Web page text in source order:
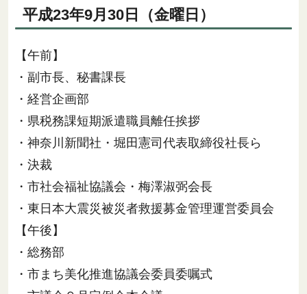
平成23年9月30日（金曜日）
【午前】
・副市長、秘書課長
・経営企画部
・県税務課短期派遣職員離任挨拶
・神奈川新聞社・堀田憲司代表取締役社長ら
・決裁
・市社会福祉協議会・梅澤淑弼会長
・東日本大震災被災者救援募金管理運営委員会
【午後】
・総務部
・市まち美化推進協議会委員委嘱式